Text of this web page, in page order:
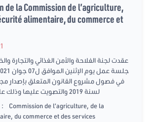
de la Commission de l’agriculture,
alimentaire, du commerce et
عقدت لجنة الفلاحة والأمن الغذائي والتجارة
لسنة 2019 والتصويت عليها وذلك على الساعة 10:40
:
Commission de l’agriculture, de la
du commerce et des services